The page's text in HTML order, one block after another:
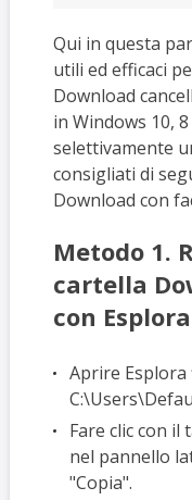
Qui in questa
utili ed efficaci
Download
in Windows 10,
selettivamente
consigliati di
Download con
Metodo 1.
cartella
con
Aprire Esplora
Fare clic con
nel pannello
"Copia".